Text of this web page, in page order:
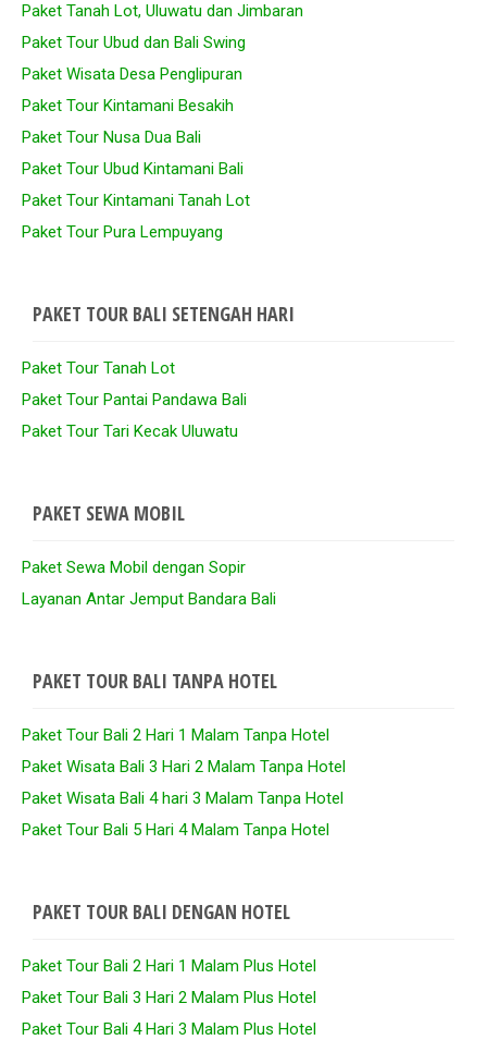
Paket Tanah Lot, Uluwatu dan Jimbaran
Paket Tour Ubud dan Bali Swing
Paket Wisata Desa Penglipuran
Paket Tour Kintamani Besakih
Paket Tour Nusa Dua Bali
Paket Tour Ubud Kintamani Bali
Paket Tour Kintamani Tanah Lot
Paket Tour Pura Lempuyang
PAKET TOUR BALI SETENGAH HARI
Paket Tour Tanah Lot
Paket Tour Pantai Pandawa Bali
Paket Tour Tari Kecak Uluwatu
PAKET SEWA MOBIL
Paket Sewa Mobil dengan Sopir
Layanan Antar Jemput Bandara Bali
PAKET TOUR BALI TANPA HOTEL
Paket Tour Bali 2 Hari 1 Malam Tanpa Hotel
Paket Wisata Bali 3 Hari 2 Malam Tanpa Hotel
Paket Wisata Bali 4 hari 3 Malam Tanpa Hotel
Paket Tour Bali 5 Hari 4 Malam Tanpa Hotel
PAKET TOUR BALI DENGAN HOTEL
Paket Tour Bali 2 Hari 1 Malam Plus Hotel
Paket Tour Bali 3 Hari 2 Malam Plus Hotel
Paket Tour Bali 4 Hari 3 Malam Plus Hotel